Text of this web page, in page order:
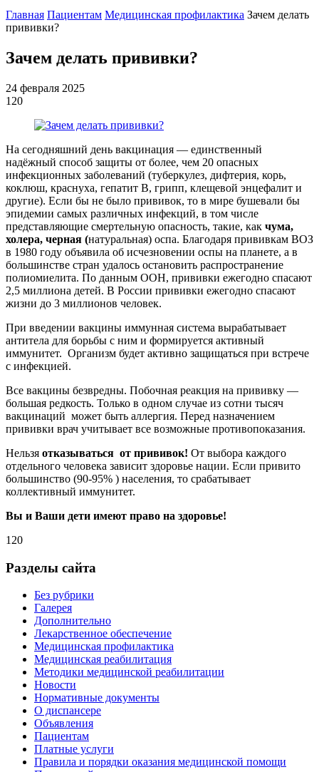
Главная Пациентам Медицинская профилактика Зачем делать
прививки?
Зачем делать прививки?
24 февраля 2025
120
На сегодняшний день вакцинация — единственный
надёжный способ защиты от более, чем 20 опасных
инфекционных заболеваний (туберкулез, дифтерия, корь,
коклюш, краснуха, гепатит В, грипп, клещевой энцефалит и
другие). Если бы не было прививок, то в мире бушевали бы
эпидемии самых различных инфекций, в том числе
представляющие смертельную опасность, такие, как чума,
холера, черная (натуральная) оспа. Благодаря прививкам ВОЗ
в 1980 году объявила об исчезновении оспы на планете, а в
большинстве стран удалось остановить распространение
полиомиелита. По данным ООН, прививки ежегодно спасают
2,5 миллиона детей. В России прививки ежегодно спасают
жизни до 3 миллионов человек.
При введении вакцины иммунная система вырабатывает
антитела для борьбы с ним и формируется активный
иммунитет. Организм будет активно защищаться при встрече
с инфекцией.
Все вакцины безвредны. Побочная реакция на прививку —
большая редкость. Только в одном случае из сотни тысяч
вакцинаций может быть аллергия. Перед назначением
прививки врач учитывает все возможные противопоказания.
Нельзя отказываться от прививок! От выбора каждого
отдельного человека зависит здоровье нации. Если привито
большинство (90-95% ) населения, то срабатывает
коллективный иммунитет.
Вы и Ваши дети имеют право на здоровье!
120
Разделы сайта
Без рубрики
Галерея
Дополнительно
Лекарственное обеспечение
Медицинская профилактика
Медицинская реабилитация
Методики медицинской реабилитации
Новости
Нормативные документы
О диспансере
Объявления
Пациентам
Платные услуги
Правила и порядки оказания медицинской помощи